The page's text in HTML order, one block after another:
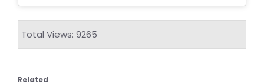
Total Views: 9265
Related